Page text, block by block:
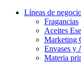
Líneas de
Fragancias
Aceites
Marketing
Envases y
Materia